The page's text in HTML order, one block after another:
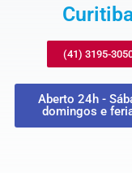
(41) 3195-
Aberto 24h -
domingos e